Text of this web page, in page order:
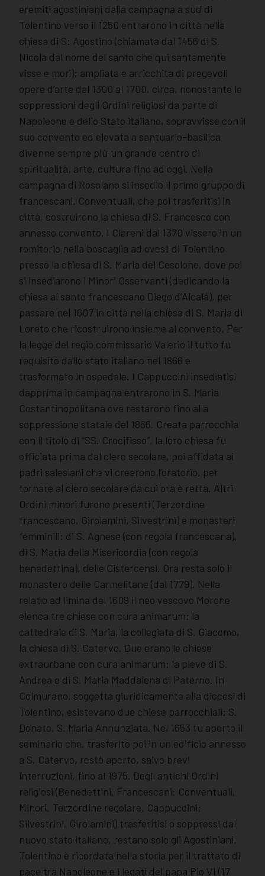
eremiti agostiniani dalla campagna a sud di
Tolentino verso il 1250 entrarono in città nella
chiesa di S: Agostino (chiamata dal 1456 di S.
Nicola dal nome del santo che qui santamente
visse e morì); ampliata e arricchita di pregevoli
opere d’arte dal 1300 al 1700, circa, nonostante le
soppressioni degli Ordini religiosi da parte di
Napoleone e dello Stato italiano, sopravvisse con il
suo convento ed elevata a santuario-basilica
divenne sempre più un grande centro di
spiritualità, arte, cultura fino ad oggi. Nella
campagna di Rosolano si insediò il primo gruppo di
francescani. Conventuali, che poi trasferitisi in
città, costruirono la chiesa di S. Francesco con
annesso convento. I Clareni dal 1370 vissero in un
romitorio nella boscaglia ad ovest di Tolentino
presso la chiesa di S. Maria del Cesolone, dove poi
si insediarono i Minori Osservanti (dedicando la
chiesa al santo francescano Diego d’Alcalá), per
passare nel 1607 in città nella chiesa di S. Maria di
Loreto che ricostruirono insieme al convento. Per
la legge del regio commissario Valerio il tutto fu
requisito dallo stato italiano nel 1866 e
trasformato in ospedale. I Cappuccini insediatisi
dapprima in campagna entrarono in S. Maria
Costantinopolitana ove restarono fino alla
soppressione statale del 1866. Creata parrocchia
con il titolo di “SS. Crocifisso”, la loro chiesa fu
officiata prima dal clero secolare, poi affidata ai
padri salesiani che vi crearono l’oratorio, per
tornare al clero secolare da cui ora è retta. Altri
Ordini minori furono presenti (Terzordine
francescano, Girolamini, Silvestrini) e monasteri
femminili: di S. Agnese (con regola francescana),
di S. Maria della Misericordia (con regola
benedettina), delle Cistercensi. Ora resta solo il
monastero delle Carmelitane (dal 1779). Nella
relatìo ad limina del 1609 il neo vescovo Morone
elenca tre chiese con cura animarum: la
cattedrale di S. Maria, la collegiata di S. Giacomo,
la chiesa di S. Catervo. Due erano le chiese
extraurbane con cura animarum: la pieve di S.
Andrea e di S. Maria Maddalena di Paterno. In
Colmurano, soggetta giuridicamente alla diocesi di
Tolentino, esistevano due chiese parrocchiali: S.
Donato, S. Maria Annunziata. Nel 1653 fu aperto il
seminario che, trasferito poi in un edificio annesso
a S. Catervo, restò aperto, salvo brevi
interruzioni, fino al 1975. Degli antichi Ordini
religiosi (Benedettini, Francescani: Conventuali,
Minori, Terzordine regolare, Cappuccini;
Silvestrini, Girolamini) trasferitisi o soppressi dal
nuovo stato italiano, restano solo gli Agostiniani.
Tolentino è ricordata nella storia per il trattato di
pace tra Napoleone e i legati del papa Pio VI (17